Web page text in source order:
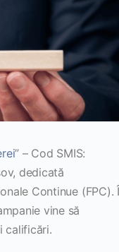
” – Cod SMIS:
dedicată
Continue (FPC).
vine să
calificări.